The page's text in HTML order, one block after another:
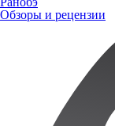
Обзоры и рецензии